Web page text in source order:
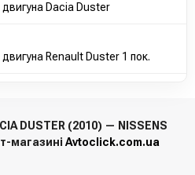
Dacia Duster
Renault Duster 1 пок.
DUSTER (2010) — NISSENS
магазині Avtoclick.com.ua